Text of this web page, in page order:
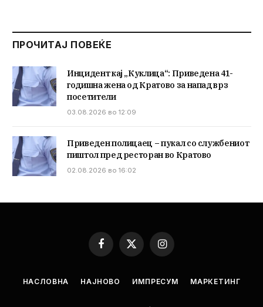
ПРОЧИТАЈ ПОВЕЌЕ
Инцидент кај „Куклица“: Приведена 41-
годишна жена од Кратово за напад врз
посетители
03.08.2026 во 12:09
Приведен полицаец – пукал со службениот
пиштол пред ресторан во Кратово
02.08.2026 во 16:02
Facebook
X
Instagram
НАСЛОВНА НАЈНОВО ИМПРЕСУМ МАРКЕТИНГ